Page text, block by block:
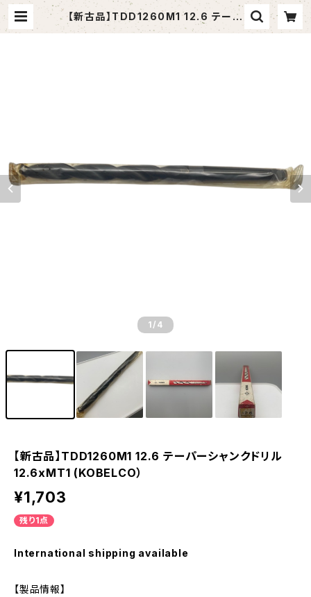
【新古品】TDD1260M1 12.6 テーパ
ーシャンクドリル 12.6xMT1 (KOBE
1 /4
【新古品】TDD1260M1 12.6 テーパーシャンクドリル
12.6xMT1 (KOBELCO）
¥1,703
残り1点
International shipping available
【製品情報】